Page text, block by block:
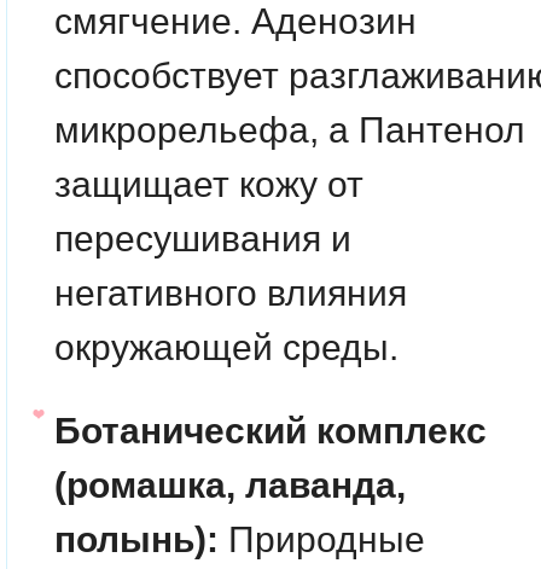
смягчение. Аденозин
способствует
микрорельефа, а Пантенол
защищает кожу от
пересушивания и
негативного влияния
окружающей среды.
Ботанический комплекс
(ромашка, лаванда,
полынь): Природные